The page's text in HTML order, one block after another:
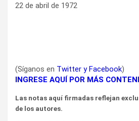
22 de abril de 1972
(Síganos en Twitter yFacebook)
INGRESE AQUÍ POR MÁS
Las notas aquí firmadas reflejan
de los autores.